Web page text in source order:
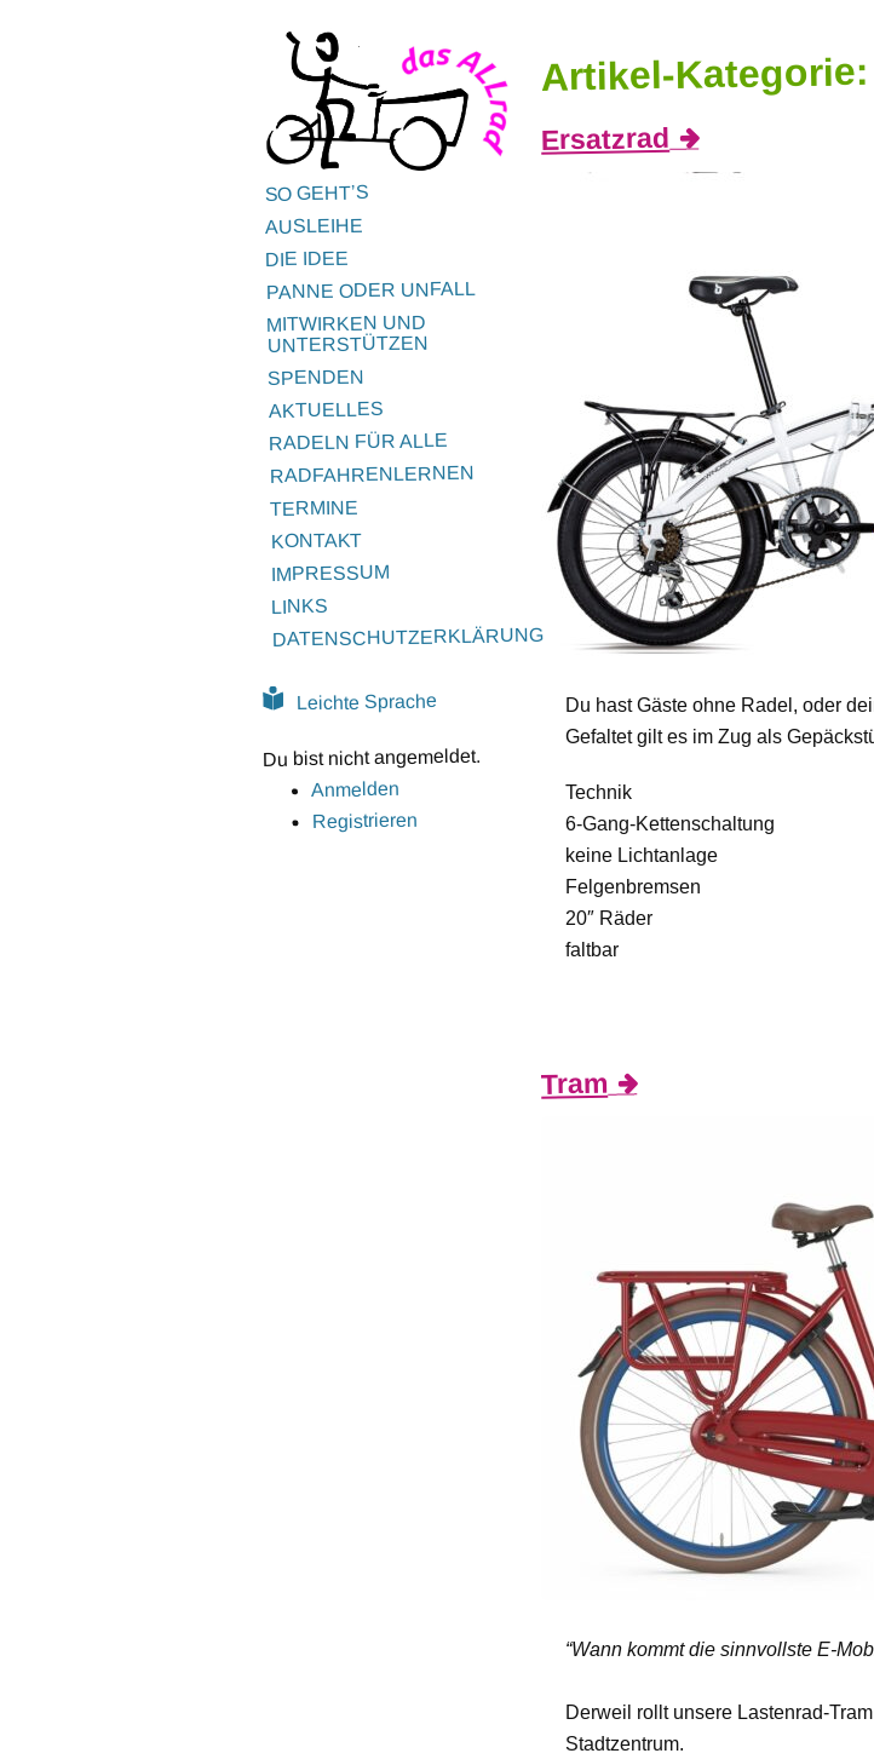
SO GEHT’S
AUSLEIHE
DIE IDEE
PANNE ODER UNFALL
MITWIRKEN UND
UNTERSTÜTZEN
SPENDEN
AKTUELLES
RADELN FÜR ALLE
RADFAHRENLERNEN
TERMINE
KONTAKT
IMPRESSUM
LINKS
DATENSCHUTZERKLÄRUNG
Leichte Sprache
Du bist nicht angemeldet.
Anmelden
Registrieren
Artikel-Kategorie:
Ersatzrad
Du hast Gäste ohne Radel, oder
Gefaltet gilt es im Zug als
Technik
6-Gang-Kettenschaltung
keine Lichtanlage
Felgenbremsen
20″ Räder
faltbar
Tram
“Wann kommt die sinnvollste E-
Derweil rollt unsere Lastenrad-
Stadtzentrum.